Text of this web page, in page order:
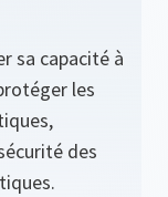
sa capacité à
les
des